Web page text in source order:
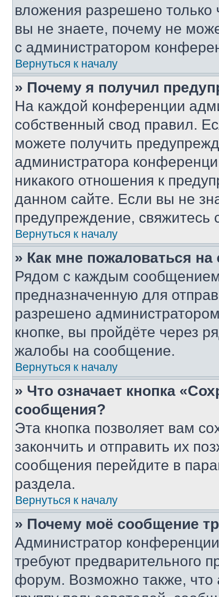
вложения разрешено
вы не знаете, почему не
с администратором
Вернуться к началу
» Почему я получил
На каждой конференции
собственный свод правил.
можете получить
администратора
никакого отношения к
данном сайте. Если вы не
предупреждение,
Вернуться к началу
» Как мне пожаловаться
Рядом с каждым сообщением
предназначенную для
разрешено
кнопке, вы пройдёте через
жалобы на сообщение.
Вернуться к началу
» Что означает кнопка
сообщения?
Эта кнопка позволяет вам
закончить и отправить их
сообщения перейдите в
раздела.
Вернуться к началу
» Почему моё сообщение
Администратор
требуют предварительного
форум. Возможно также, что